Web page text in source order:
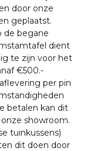
door onze
geplaatst.
de begane
dient
te zijn voor het
€500.-
per pin
betalen kan dit
showroom.
tuinkussens)
dit doen door